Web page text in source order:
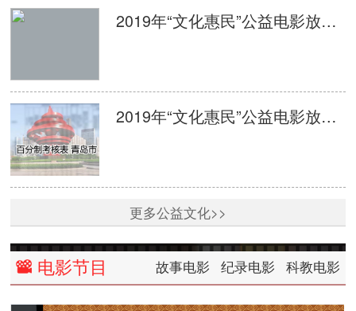
2019年“文化惠民”公益电影放映活动单次放映平台监管百分制考核表 日照
2019年“文化惠民”公益电影放映活动单次放映平台监管百分制考核表 青岛
更多公益文化>>
电影节目 故事电影 纪录电影 科教电影